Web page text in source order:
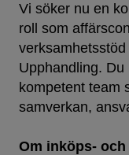
Vi söker nu en
roll som
Upphandling.
kompetent team
samverkan,
Om inköps-